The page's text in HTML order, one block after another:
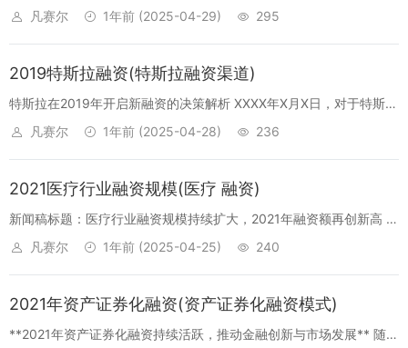
持续繁荣和资本的流动，平安集团正积极筹备千亿融资，旨在进一步
凡赛尔 1年前 (2025-04-29) 295
2019特斯拉融资(特斯拉融资渠道)
特斯拉在2019年开启新融资的决策解析 XXXX年X月X日，对于特斯拉
来说，它又迈出了新的发展步伐。特斯拉近日公开了新一轮的融资消
凡赛尔 1年前 (2025-04-28) 236
2021医疗行业融资规模(医疗 融资)
新闻稿标题：医疗行业融资规模持续扩大，2021年融资额再创新高 随
着科技的不断进步和医疗行业的快速发展，医疗行业融资规模在近年
凡赛尔 1年前 (2025-04-25) 240
2021年资产证券化融资(资产证券化融资模式)
**2021年资产证券化融资持续活跃，推动金融创新与市场发展** 随着